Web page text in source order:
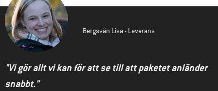
Bergsvän Lisa - Leverans
"Vi gör allt vi kan för att se till att paketet anländer
snabbt."